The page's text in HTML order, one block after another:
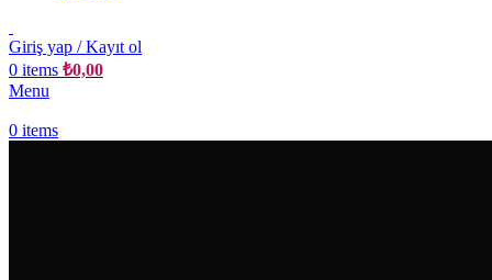
Giriş yap / Kayıt ol
0 items ₺0,00
Menu
0 items